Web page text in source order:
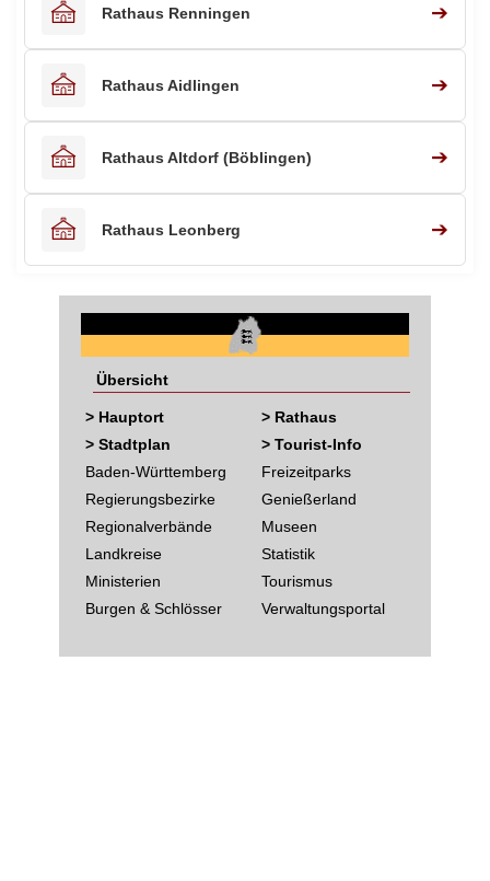
Rathaus Renningen ➔
Rathaus Aidlingen ➔
Rathaus Altdorf (Böblingen) ➔
Rathaus Leonberg ➔
Übersicht
> Hauptort
> Stadtplan
Baden-Württemberg
Regierungsbezirke
Regionalverbände
Landkreise
Ministerien
Burgen & Schlösser
> Rathaus
> Tourist-Info
Freizeitparks
Genießerland
Museen
Statistik
Tourismus
Verwaltungsportal